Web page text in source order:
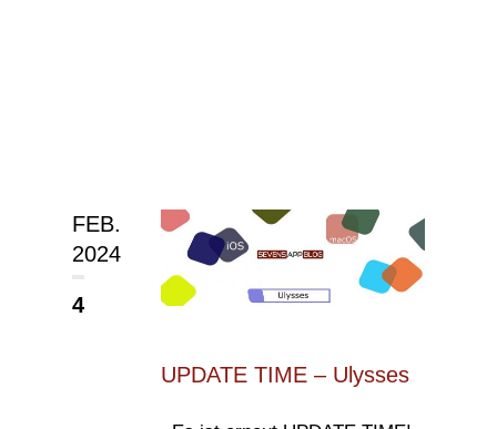
FEB.
2024
4
UPDATE TIME – Ulysses